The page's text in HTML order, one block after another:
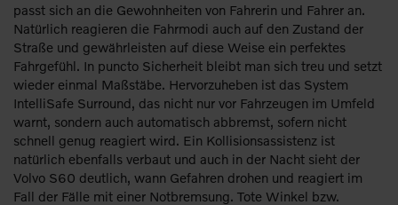
passt sich an die Gewohnheiten von Fahrerin und Fahrer an.
Natürlich reagieren die Fahrmodi auch auf den Zustand der
Straße und gewährleisten auf diese Weise ein perfektes
Fahrgefühl. In puncto Sicherheit bleibt man sich treu und setzt
wieder einmal Maßstäbe. Hervorzuheben ist das System
IntelliSafe Surround, das nicht nur vor Fahrzeugen im Umfeld
warnt, sondern auch automatisch abbremst, sofern nicht
schnell genug reagiert wird. Ein Kollisionsassistenz ist
natürlich ebenfalls verbaut und auch in der Nacht sieht der
Volvo S60 deutlich, wann Gefahren drohen und reagiert im
Fall der Fälle mit einer Notbremsung. Tote Winkel bzw.